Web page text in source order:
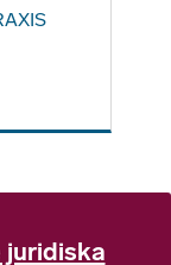
juridiska